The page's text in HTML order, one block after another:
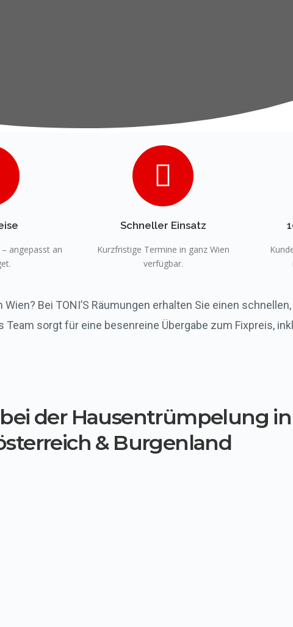
angepasst an
Schneller Einsatz
Kurzfristige Termine in ganz Wien
verfügbar.
Bei TONI’S Räumungen erhalten Sie einen
Team sorgt für eine besenreine Übergabe zum Fixpreis,
der Hausentrümpelung
& Burgenland